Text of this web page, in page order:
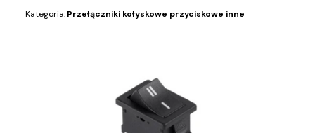
Kategoria:Przełączniki kołyskowe przyciskowe inne